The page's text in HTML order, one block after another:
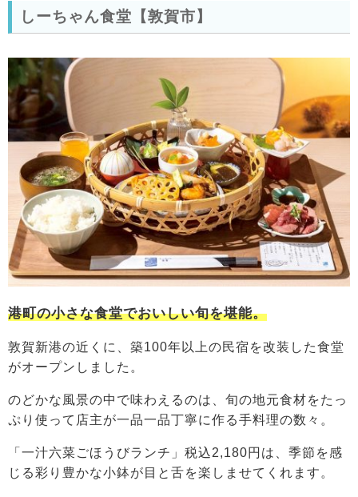
しーちゃん食堂【敦賀市】
港町の小さな食堂でおいしい旬を堪能。
敦賀新港の近くに、築100年以上の民宿を改装した食堂
がオープンしました。
のどかな風景の中で味わえるのは、旬の地元食材をたっ
ぷり使って店主が一品一品丁寧に作る手料理の数々。
「一汁六菜ごほうびランチ」税込2,180円は、季節を感
じる彩り豊かな小鉢が目と舌を楽しませてくれます。